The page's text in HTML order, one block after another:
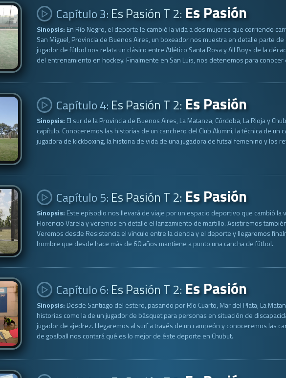
Capítulo 3: Es Pasión T 2: Es Pasión
Sinopsis: En Río Negro, el deporte le cambió la vida a dos mujeres que corriendo
San Miguel, Provincia de Buenos Aires, un boxeador nos muestra en detalle parte
jugador de fútbol nos relata un clásico entre Atlético Santa Rosa y All Boys de la
del entrenamiento en hockey. Finalmente en San Luis, nos detenemos para
Capítulo 4: Es Pasión T 2: Es Pasión
Sinopsis: El sur de la Provincia de Buenos Aires, La Matanza, Córdoba, La Rioja y
capítulo. Conoceremos las historias de un canchero del Club Alumni, la técnica de
jugadora de kickboxing, la historia de vida de una jugadora de futsal femenino y los
Capítulo 5: Es Pasión T 2: Es Pasión
Sinopsis: Este episodio nos llevará de viaje por un espacio deportivo que cambió la
Florencio Varela y veremos en detalle el lanzamiento de martillo. Asistiremos
Veremos desde Resistencia el vínculo entre la ciencia y el deporte y llegaremos
hombre que desde hace más de 60 años mantiene a punto una cancha de fútbol.
Capítulo 6: Es Pasión T 2: Es Pasión
Sinopsis: Desde Santiago del estero, pasando por Río Cuarto, Mar del Plata, La
historias como la de un jugador de básquet para personas en situación de
jugador de ajedrez. Llegaremos al surf a través de un campeón y conoceremos las
de goalball nos contará qué es lo mejor de éste deporte en Chubut.